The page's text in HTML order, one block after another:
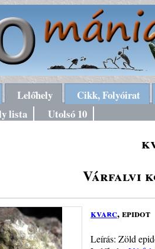
Lelőhely
Cikk, Folyóirat
lista Utolsó 10
Várfalvi
kvarc, epidot
Leírás: Zöld